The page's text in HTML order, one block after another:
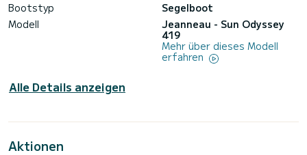
Bootstyp
Segelboot
Modell
Jeanneau - Sun Odyssey
419
Mehr über dieses Modell
erfahren
Alle Details anzeigen
Aktionen